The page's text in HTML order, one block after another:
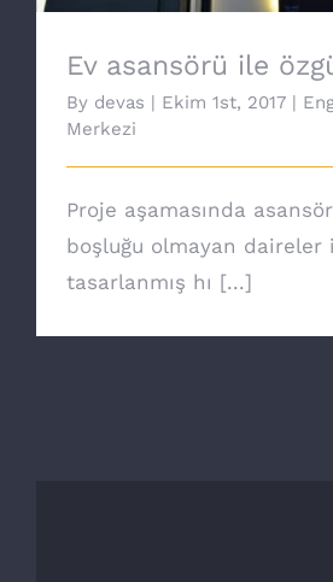
Ev asansörü ile
By devas | Ekim 1st, 2017 |
Merkezi
Proje aşamasında
boşluğu olmayan daireler
tasarlanmış hı [...]